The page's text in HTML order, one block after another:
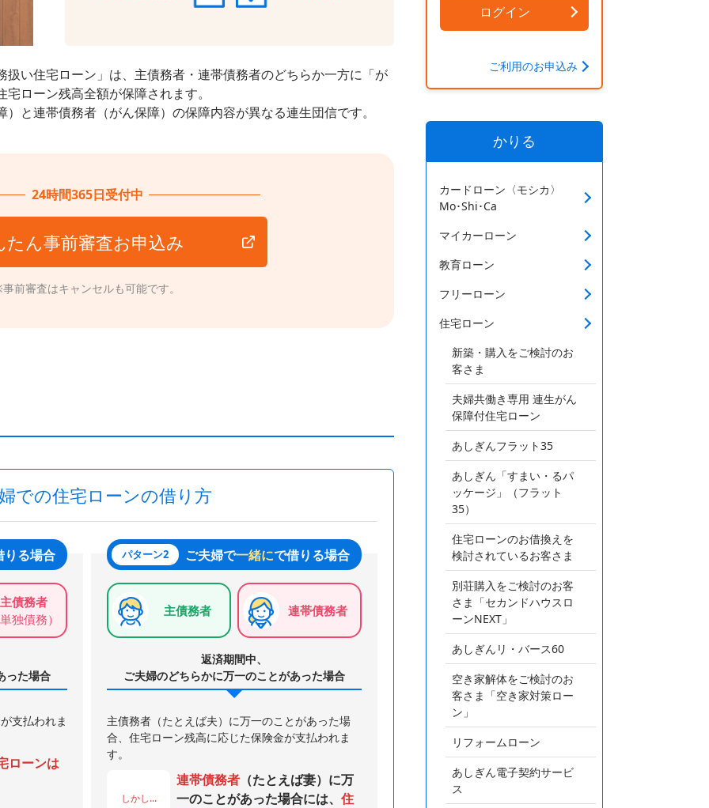
い住宅ローン」は、主債務者・連帯債務者のどちらか一方に「が
ローン残高全額が保障されます。
と連帯債務者（がん保障）の保障内容が異なる連生団信です。
24時間365日受付中
たん事前審査お申込み
前審査はキャンセルも可能です。
での住宅ローンの借り方
りる場合
主債務者
独債務）
った場合
支払われま
ローンは
パターン2 ご夫婦で一緒にで借りる場合
主債務者 連帯債務者
返済期間中、
ご夫婦のどちらかに万一のことがあった場合
主債務者（たとえば夫）に万一のことがあった場
合、住宅ローン残高に応じた保険金が支払われま
す。
しかし...
連帯債務者 （たとえば妻）に万
一のことがあった場合には、 住
ログイン
ご利用のお申込み
かりる
カードローン〈モシカ〉
Mo･Shi･Ca
マイカーローン
教育ローン
フリーローン
住宅ローン
新築・購入をご検討のお
客さま
夫婦共働き専用 連生がん
保障付住宅ローン
あしぎんフラット35
あしぎん「すまい・るパ
ッケージ」（フラット
35）
住宅ローンのお借換えを
検討されているお客さま
別荘購入をご検討のお客
さま「セカンドハウスロ
ーンNEXT」
あしぎんリ・バース60
空き家解体をご検討のお
客さま「空き家対策ロー
ン」
リフォームローン
あしぎん電子契約サービ
ス